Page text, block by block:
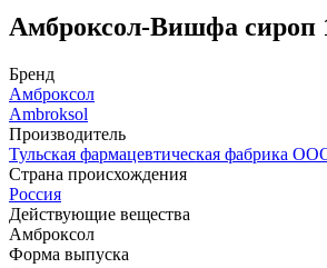
Амброксол-Вишфа сироп
Бренд
Амброксол
Ambroksol
Производитель
Тульская фармацевтическая фабрика
Страна происхождения
Россия
Действующие вещества
Амброксол
Форма выпуска